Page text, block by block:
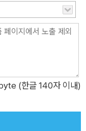
다. 그렇다면 이를 돌
들의 어텐션을 얻을 수
게리 바이너척은 조회
1단계는 ‘코호트(Co
뜻하며, 가장 먼저 콘
리는 것이다. 이를 통
(한글 140자 이내)